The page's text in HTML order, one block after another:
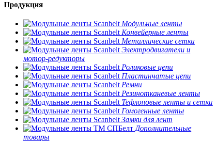
Продукция
Модульные ленты
Конвейерные ленты
Металлические сетки
Электродвигатели и
мотор-редукторы
Роликовые цепи
Пластинчатые цепи
Ремни
Резинотканевые ленты
Тефлоновые ленты и сетки
Гомогенные ленты
Замки для лент
Дополнительные
товары